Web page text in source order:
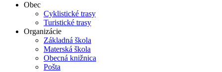
Obec
Cyklistické trasy
Turistické trasy
Organizácie
Základná škola
Materská škola
Obecná knižnica
Pošta